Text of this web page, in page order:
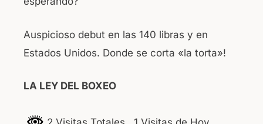
Auspicioso debut en las 140 libras y en
Estados Unidos. Donde se corta «la torta»!
LA LEY DEL BOXEO